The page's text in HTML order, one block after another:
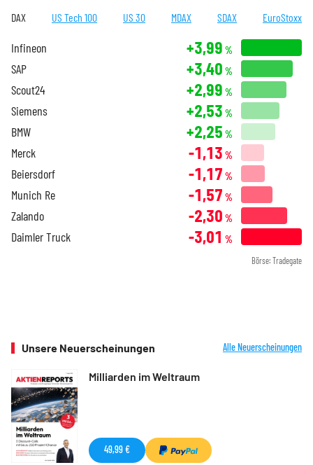
DAX US Tech 100 US 30 MDAX SDAX EuroStoxx
Infineon +3,99 %
SAP +3,40 %
Scout24 +2,99 %
Siemens +2,53 %
BMW +2,25 %
Merck -1,13 %
Beiersdorf -1,17 %
Munich Re -1,57 %
Zalando -2,30 %
Daimler Truck -3,01 %
Börse: Tradegate
Unsere Neuerscheinungen Alle Neuerscheinungen
Milliarden im Weltraum
49,99 €